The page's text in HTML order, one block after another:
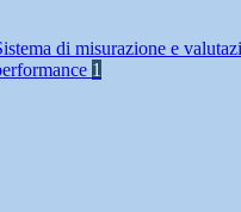
di misurazione e
1